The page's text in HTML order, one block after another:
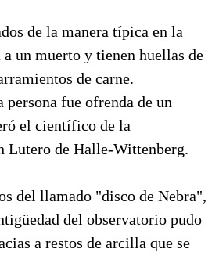
de la manera típica en la
a un muerto y tienen huellas de
de carne.
persona fue ofrenda de un
el científico de la
Lutero de Halle-Wittenberg.
del llamado "disco de Nebra",
del observatorio pudo
a restos de arcilla que se